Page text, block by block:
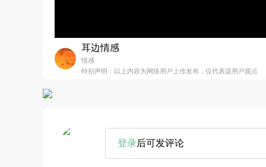
耳边情感
情感
特别声明：以上内容为网络用户上传发布，仅代表该用户观点
登录后可发评论